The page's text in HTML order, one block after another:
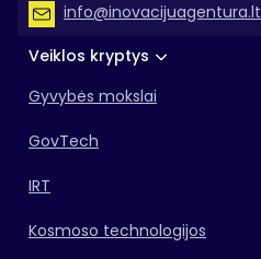
Veiklos kryptys
Gyvybės mokslai
GovTech
IRT
Kosmoso technologijos
info@inovacijuagentura.lt